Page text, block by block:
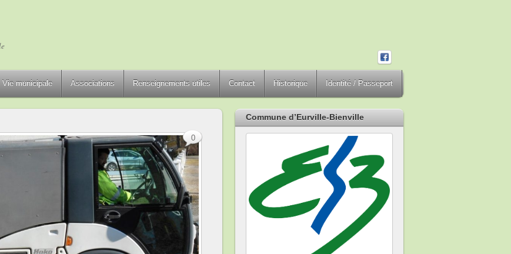
Vie municipale Associations Renseignements utiles Contact Historique Identité / Passeport
0
Commune d’Eurville-Bienville